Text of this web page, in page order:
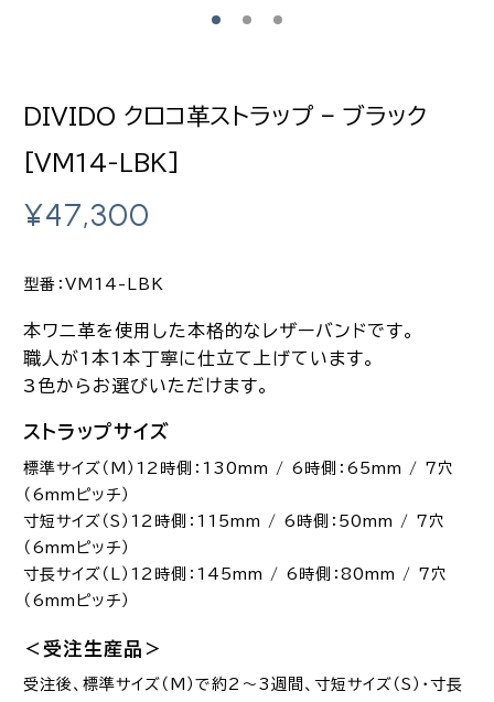
DIVIDO クロコ革ストラップ – ブラック
[VM14-LBK]
¥47,300
型番：VM14-LBK
本ワニ革を使用した本格的なレザーバンドです。
職人が1本1本丁寧に仕立て上げています。
3色からお選びいただけます。
ストラップサイズ
標準サイズ（M）12時側：130mm / 6時側：65mm / 7穴
（6mmピッチ）
寸短サイズ（S）12時側：115mm / 6時側：50mm / 7穴
（6mmピッチ）
寸長サイズ（L）12時側：145mm / 6時側：80mm / 7穴
（6mmピッチ）
＜受注生産品＞
受注後、標準サイズ（M）で約2～3週間、寸短サイズ（S）・寸長